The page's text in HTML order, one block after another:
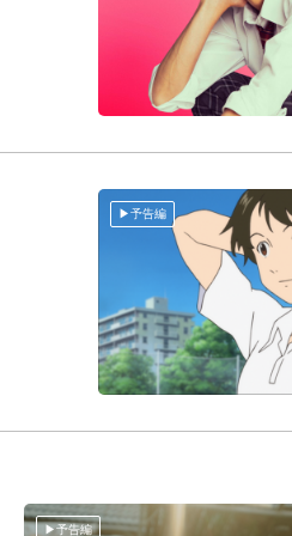
予告編
予告編